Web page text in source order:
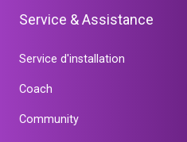
Service & Assistance
Service d'installation
Coach
Community